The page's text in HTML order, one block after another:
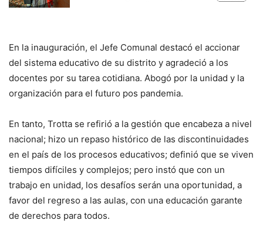
En la inauguración, el Jefe Comunal destacó el accionar
del sistema educativo de su distrito y agradeció a los
docentes por su tarea cotidiana. Abogó por la unidad y la
organización para el futuro pos pandemia.
En tanto, Trotta se refirió a la gestión que encabeza a nivel
nacional; hizo un repaso histórico de las discontinuidades
en el país de los procesos educativos; definió que se viven
tiempos difíciles y complejos; pero instó que con un
trabajo en unidad, los desafíos serán una oportunidad, a
favor del regreso a las aulas, con una educación garante
de derechos para todos.